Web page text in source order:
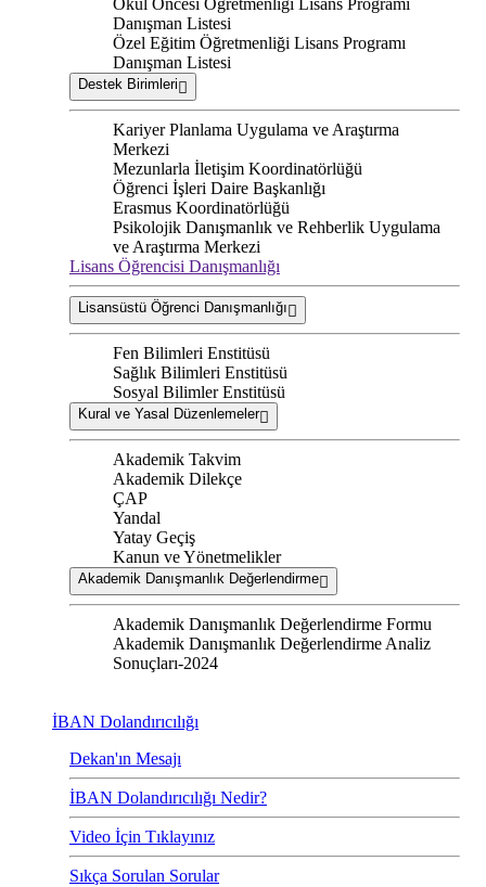
Okul Öncesi Öğretmenliği Lisans Programı
Danışman Listesi
Özel Eğitim Öğretmenliği Lisans Programı
Danışman Listesi
Destek Birimleri
Kariyer Planlama Uygulama ve Araştırma
Merkezi
Mezunlarla İletişim Koordinatörlüğü
Öğrenci İşleri Daire Başkanlığı
Erasmus Koordinatörlüğü
Psikolojik Danışmanlık ve Rehberlik Uygulama
ve Araştırma Merkezi
Lisans Öğrencisi Danışmanlığı
Lisansüstü Öğrenci Danışmanlığı
Fen Bilimleri Enstitüsü
Sağlık Bilimleri Enstitüsü
Sosyal Bilimler Enstitüsü
Kural ve Yasal Düzenlemeler
Akademik Takvim
Akademik Dilekçe
ÇAP
Yandal
Yatay Geçiş
Kanun ve Yönetmelikler
Akademik Danışmanlık Değerlendirme
Akademik Danışmanlık Değerlendirme Formu
Akademik Danışmanlık Değerlendirme Analiz
Sonuçları-2024
İBAN Dolandırıcılığı
Dekan'ın Mesajı
İBAN Dolandırıcılığı Nedir?
Video İçin Tıklayınız
Sıkça Sorulan Sorular